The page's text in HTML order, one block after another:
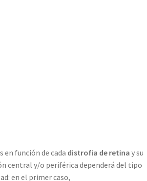
en función de cada distrofia de retina y su
central y/o periférica dependerá del tipo
en el primer caso,